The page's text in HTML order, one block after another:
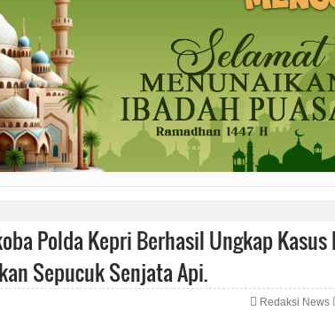
Polda Kepri Berhasil Ungkap
Sepucuk Senjata Api.
Redaksi News